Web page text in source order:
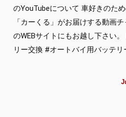
のYouTubeについて 車好きのた
「カーくる」がお届けする動画
のWEBサイトにもお越し下さい。
リー交換 #オートバイ用バッテリ